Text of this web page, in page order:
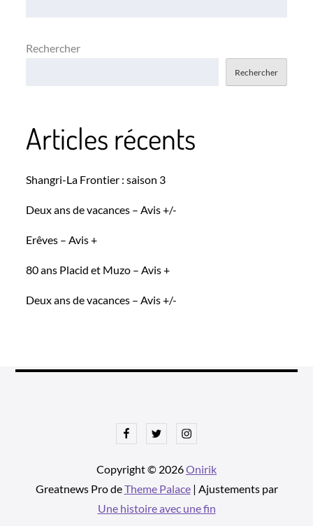
Rechercher
Rechercher
Articles récents
Shangri-La Frontier : saison 3
Deux ans de vacances – Avis +/-
Erêves – Avis +
80 ans Placid et Muzo – Avis +
Deux ans de vacances – Avis +/-
FacebookTwitterInstagram
Copyright © 2026Onirik
Greatnews Pro deTheme Palace| Ajustements par
Une histoire avec une fin